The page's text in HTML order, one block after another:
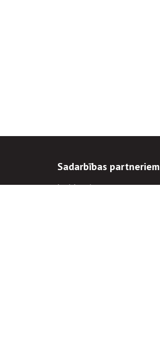
Sadarbības partneriem
Iepirkumi